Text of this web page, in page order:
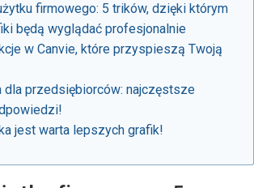
firmowego: 5 trików, dzięki którym
będą wyglądać profesjonalnie
w Canvie, które przyspieszą Twoją
dla przedsiębiorców: najczęstsze
jest warta lepszych grafik!